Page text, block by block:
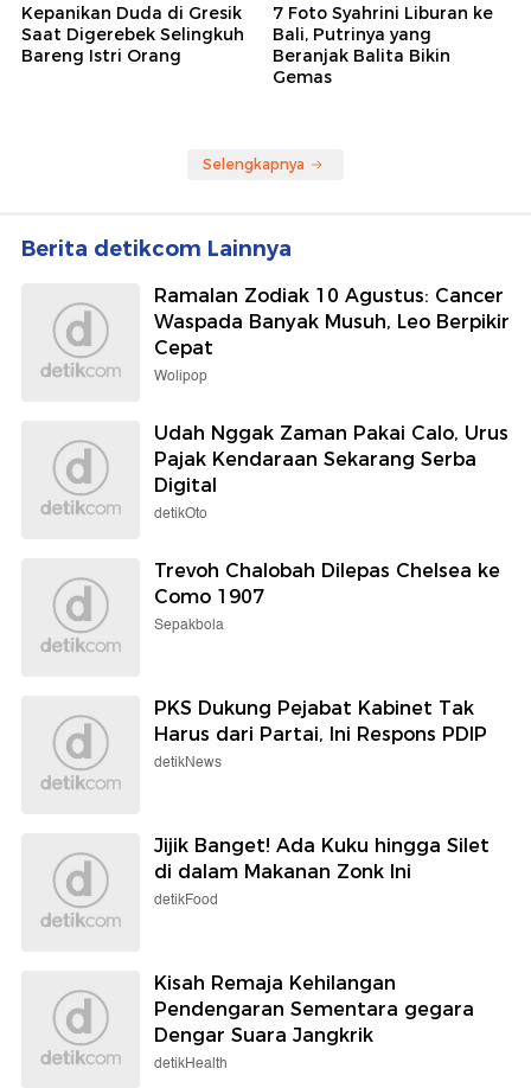
Kepanikan Duda di Gresik
Saat Digerebek Selingkuh
Bareng Istri Orang
7 Foto Syahrini Liburan ke
Bali, Putrinya yang
Beranjak Balita Bikin
Gemas
Selengkapnya
Berita detikcom Lainnya
Ramalan Zodiak 10 Agustus: Cancer
Waspada Banyak Musuh, Leo Berpikir
Cepat
Wolipop
Udah Nggak Zaman Pakai Calo, Urus
Pajak Kendaraan Sekarang Serba
Digital
detikOto
Trevoh Chalobah Dilepas Chelsea ke
Como 1907
Sepakbola
PKS Dukung Pejabat Kabinet Tak
Harus dari Partai, Ini Respons PDIP
detikNews
Jijik Banget! Ada Kuku hingga Silet
di dalam Makanan Zonk Ini
detikFood
Kisah Remaja Kehilangan
Pendengaran Sementara gegara
Dengar Suara Jangkrik
detikHealth